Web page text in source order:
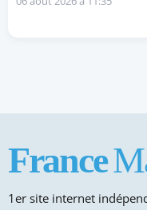
1er site internet